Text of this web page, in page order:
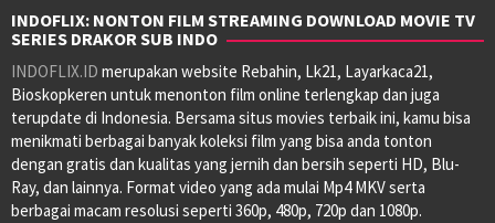
INDOFLIX: NONTON FILM STREAMING DOWNLOAD MOVIE TV
SERIES DRAKOR SUB INDO
INDOFLIX.ID merupakan website Rebahin, Lk21, Layarkaca21,
Bioskopkeren untuk menonton film online terlengkap dan juga
terupdate di Indonesia. Bersama situs movies terbaik ini, kamu bisa
menikmati berbagai banyak koleksi film yang bisa anda tonton
dengan gratis dan kualitas yang jernih dan bersih seperti HD, Blu-
Ray, dan lainnya. Format video yang ada mulai Mp4 MKV serta
berbagai macam resolusi seperti 360p, 480p, 720p dan 1080p.